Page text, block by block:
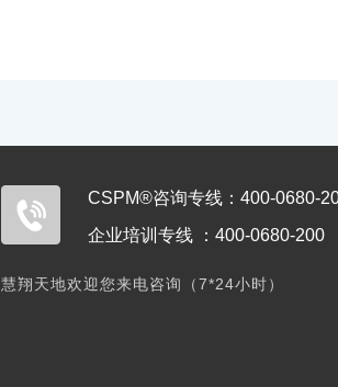
CSPM®咨询专线：400-0680-
企业培训专线 ：400-0680-200
慧翔天地欢迎您来电咨询（7*24小时）